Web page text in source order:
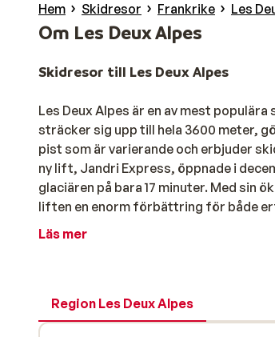
Hem Skidresor Frankrike Les
Om Les Deux Alpes
Skidresor till Les Deux Alpes
Les Deux Alpes är en av mest
sträcker sig upp till hela 3600 meter,
pist som är varierande och erbjuder
ny lift, Jandri Express, öppnade i
glaciären på bara 17 minuter. Med sin
liften en enorm förbättring för både
snabbare och ha mer tid att njuta av
Till skillnad från många andra
backarna ligger närmst byn. Trots att
Läs mer
Region Les Deux Alpes